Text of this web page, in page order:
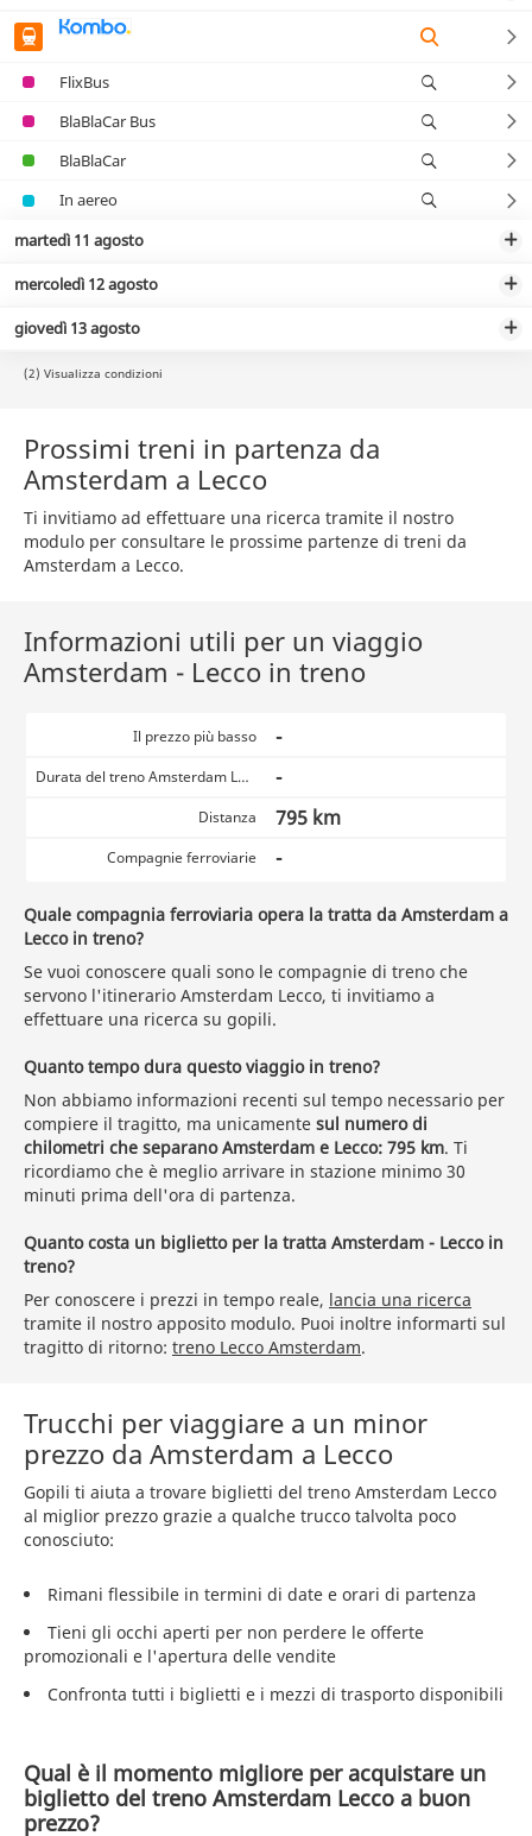
FlixBus
BlaBlaCar Bus
BlaBlaCar
In aereo
martedì 11 agosto
mercoledì 12 agosto
giovedì 13 agosto
(2) Visualizza condizioni
Prossimi treni in partenza da
Amsterdam a Lecco
Ti invitiamo ad effettuare una ricerca tramite il nostro
modulo per consultare le prossime partenze di treni da
Amsterdam a Lecco.
Informazioni utili per un viaggio
Amsterdam - Lecco in treno
Il prezzo più basso -
Durata del treno Amsterdam Lecco -
Distanza 795 km
Compagnie ferroviarie -
Quale compagnia ferroviaria opera la tratta da Amsterdam a
Lecco in treno?
Se vuoi conoscere quali sono le compagnie di treno che
servono l'itinerario Amsterdam Lecco, ti invitiamo a
effettuare una ricerca su gopili.
Quanto tempo dura questo viaggio in treno?
Non abbiamo informazioni recenti sul tempo necessario per
compiere il tragitto, ma unicamente sul numero di
chilometri che separano Amsterdam e Lecco: 795 km. Ti
ricordiamo che è meglio arrivare in stazione minimo 30
minuti prima dell'ora di partenza.
Quanto costa un biglietto per la tratta Amsterdam - Lecco in
treno?
Per conoscere i prezzi in tempo reale, lancia una ricerca
tramite il nostro apposito modulo. Puoi inoltre informarti sul
tragitto di ritorno: treno Lecco Amsterdam.
Trucchi per viaggiare a un minor
prezzo da Amsterdam a Lecco
Gopili ti aiuta a trovare biglietti del treno Amsterdam Lecco
al miglior prezzo grazie a qualche trucco talvolta poco
conosciuto:
Rimani flessibile in termini di date e orari di partenza
Tieni gli occhi aperti per non perdere le offerte
promozionali e l'apertura delle vendite
Confronta tutti i biglietti e i mezzi di trasporto disponibili
Qual è il momento migliore per acquistare un
biglietto del treno Amsterdam Lecco a buon
prezzo?